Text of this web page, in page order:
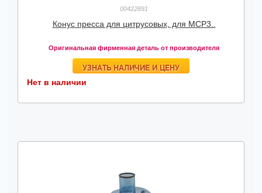
00422891
Конус пресса для цитрусовых, для MCP3..
Оригинальная фирменная деталь от производителя
УЗНАТЬ НАЛИЧИЕ И ЦЕНУ
Нет в наличии